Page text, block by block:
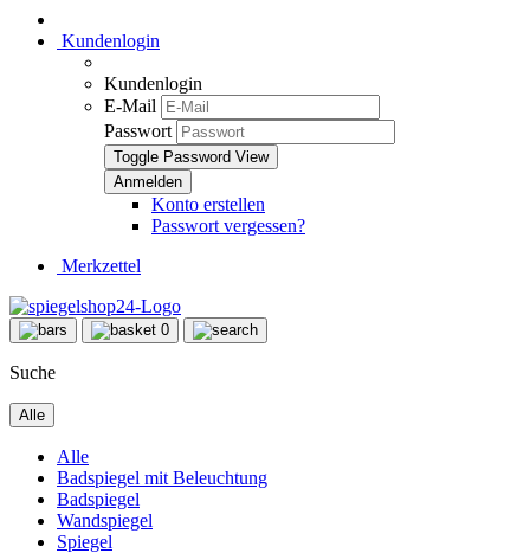
Kundenlogin
Kundenlogin
E-Mail
Passwort
Toggle Password View
Konto erstellen
Passwort vergessen?
Merkzettel
0
Suche
Alle
Alle
Badspiegel mit Beleuchtung
Badspiegel
Wandspiegel
Spiegel